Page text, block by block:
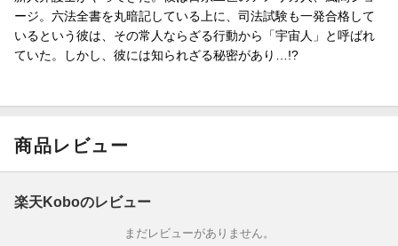
ージ。六法全書を丸暗記している上に、司法試験も一発合格して
いるという彼は、その常人ならざる行動から「宇宙人」と呼ばれ
ていた。しかし、彼には知られざる秘密があり…!?
商品レビュー
楽天Koboのレビュー
まだレビューがありません。